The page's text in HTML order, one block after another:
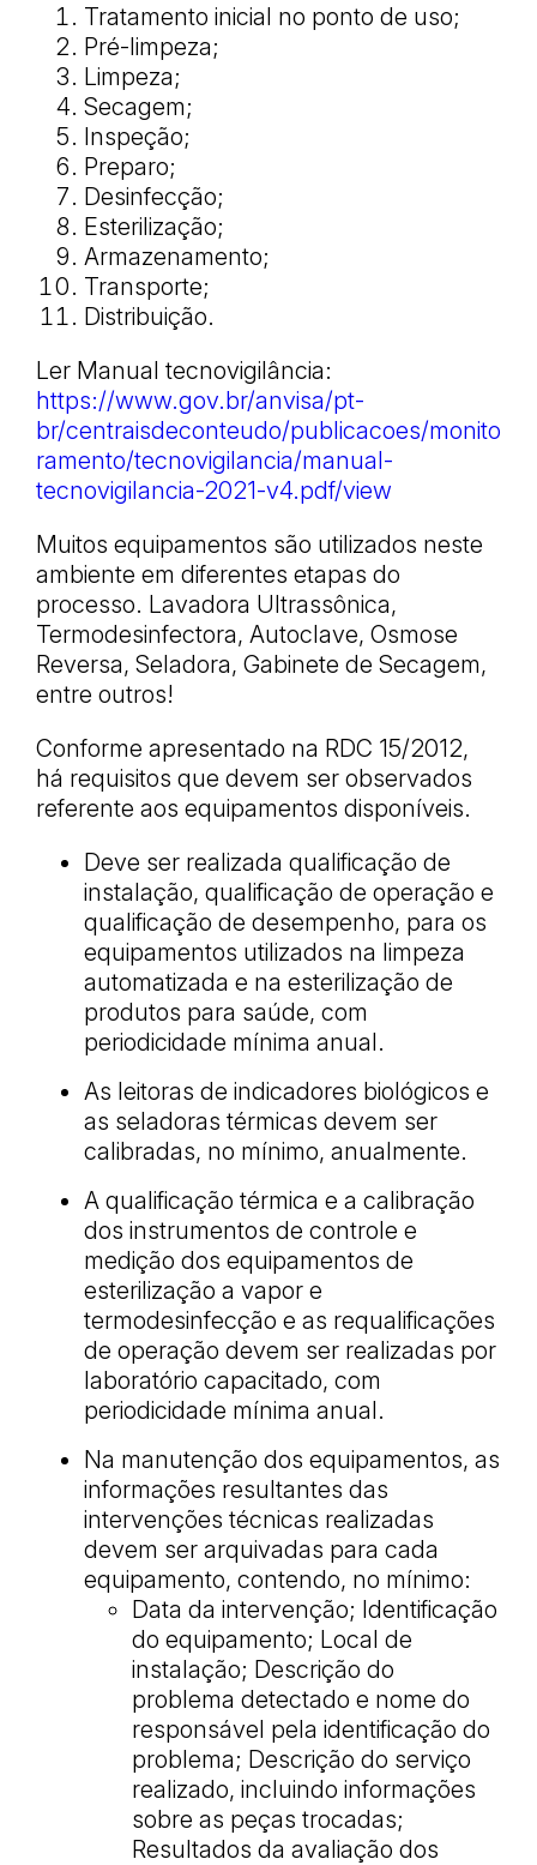
Tratamento inicial no ponto de uso;
Pré-limpeza;
Limpeza;
Secagem;
Inspeção;
Preparo;
Desinfecção;
Esterilização;
Armazenamento;
Transporte;
Distribuição.
Ler Manual tecnovigilância:
https://www.gov.br/anvisa/pt-
br/centraisdeconteudo/publicacoes/monito
ramento/tecnovigilancia/manual-
tecnovigilancia-2021-v4.pdf/view
Muitos equipamentos são utilizados neste
ambiente em diferentes etapas do
processo. Lavadora Ultrassônica,
Termodesinfectora, Autoclave, Osmose
Reversa, Seladora, Gabinete de Secagem,
entre outros!
Conforme apresentado na RDC 15/2012,
há requisitos que devem ser observados
referente aos equipamentos disponíveis.
Deve ser realizada qualificação de
instalação, qualificação de operação e
qualificação de desempenho, para os
equipamentos utilizados na limpeza
automatizada e na esterilização de
produtos para saúde, com
periodicidade mínima anual.
As leitoras de indicadores biológicos e
as seladoras térmicas devem ser
calibradas, no mínimo, anualmente.
A qualificação térmica e a calibração
dos instrumentos de controle e
medição dos equipamentos de
esterilização a vapor e
termodesinfecção e as requalificações
de operação devem ser realizadas por
laboratório capacitado, com
periodicidade mínima anual.
Na manutenção dos equipamentos, as
informações resultantes das
intervenções técnicas realizadas
devem ser arquivadas para cada
equipamento, contendo, no mínimo:
Data da intervenção; Identificação
do equipamento; Local de
instalação; Descrição do
problema detectado e nome do
responsável pela identificação do
problema; Descrição do serviço
realizado, incluindo informações
sobre as peças trocadas;
Resultados da avaliação dos